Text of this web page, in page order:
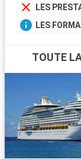
LES
LES
TOUTE